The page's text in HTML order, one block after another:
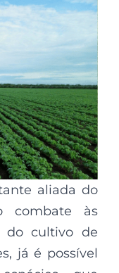
aliada do
combate às
do cultivo de
já é possível